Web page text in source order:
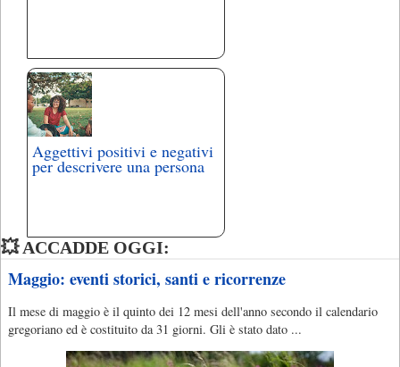
Aggettivi positivi e negativi
per descrivere una persona
💥 ACCADDE OGGI:
Maggio: eventi storici, santi e ricorrenze
Il mese di maggio è il quinto dei 12 mesi dell'anno secondo il calendario
gregoriano ed è costituito da 31 giorni. Gli è stato dato ...